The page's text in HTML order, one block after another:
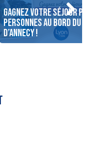
Gagnez votre séjour
personnes au bord du
d’Annecy !